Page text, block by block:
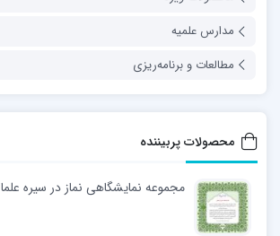
مدارس علمیه
مطالعات و برنامه‌ریزی
محصولات پربیننده
مجموعه نمایشگاهی نماز در سیره علما